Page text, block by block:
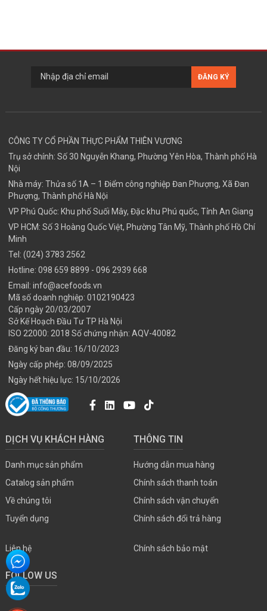
CÔNG TY CỔ PHẦN THỰC PHẨM THIÊN VƯƠNG
Trụ sở chính: Số 30 Nguyễn Khang, Phường Yên Hòa, Thành phố Hà
Nội
Nhà máy: Thửa số 1A – 1 Điểm công nghiệp Đan Phượng, Xã Đan
Phượng, Thành phố Hà Nội
VP Phú Quốc: Khu phố Suối Mây, Đặc khu Phú quốc, Tỉnh An Giang
VP HCM: Số 3 Hoàng Quốc Việt, Phường Tân Mỹ, Thành phố Hồ Chí
Minh
Tel: (024) 3783 2562
Hotline: 098 659 8899 - 096 2939 668
Email: info@acefoods.vn
Mã số doanh nghiệp: 0102190423
Cấp ngày 20/03/2007
Sở Kế Hoạch Đầu Tư TP Hà Nội
ISO 22000: 2018 Số chứng nhận: AQV-40082
Đăng ký ban đầu: 16/10/2023
Ngày cấp phép: 08/09/2025
Ngày hết hiệu lực: 15/10/2026
DỊCH VỤ KHÁCH HÀNG
Danh mục sản phẩm
Catalog sản phẩm
Về chúng tôi
Tuyển dụng
Liên hệ
THÔNG TIN
Hướng dẫn mua hàng
Chính sách thanh toán
Chính sách vận chuyển
Chính sách đổi trả hàng
Chính sách bảo mật
FOLLOW US